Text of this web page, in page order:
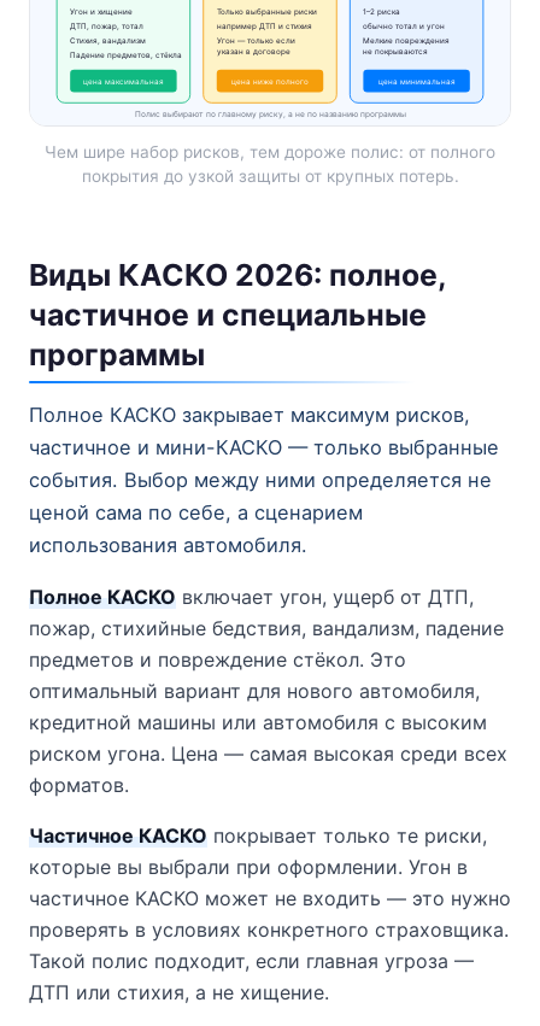
Угон и хищение
ДТП, пожар, тотал
Стихия, вандализм
Падение предметов, стёкла
цена максимальная
Только выбранные риски
например ДТП и стихия
Угон — только если
указан в договоре
цена ниже полного
1–2 риска
обычно тотал и угон
Мелкие повреждения
не покрываются
цена минимальная
Полис выбирают по главному риску, а не по названию программы
Чем шире набор рисков, тем дороже полис: от полного
покрытия до узкой защиты от крупных потерь.
Виды КАСКО 2026: полное,
частичное и специальные
программы
Полное КАСКО закрывает максимум рисков,
частичное и мини-КАСКО — только выбранные
события. Выбор между ними определяется не
ценой сама по себе, а сценарием
использования автомобиля.
Полное КАСКО включает угон, ущерб от ДТП,
пожар, стихийные бедствия, вандализм, падение
предметов и повреждение стёкол. Это
оптимальный вариант для нового автомобиля,
кредитной машины или автомобиля с высоким
риском угона. Цена — самая высокая среди всех
форматов.
Частичное КАСКО покрывает только те риски,
которые вы выбрали при оформлении. Угон в
частичное КАСКО может не входить — это нужно
проверять в условиях конкретного страховщика.
Такой полис подходит, если главная угроза —
ДТП или стихия, а не хищение.